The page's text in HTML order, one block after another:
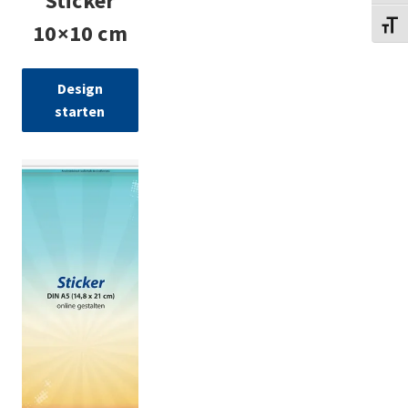
10×10 cm
Design
starten